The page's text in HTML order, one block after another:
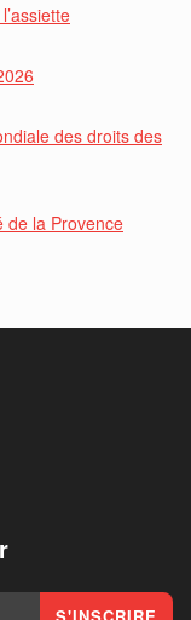
des droits des
de la Provence